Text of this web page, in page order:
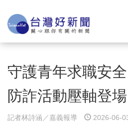
守護青年求職安
防詐活動壓軸登場
記者林詩涵／嘉義報導 2026-06-